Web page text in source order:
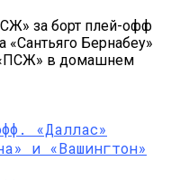
за борт плей-офф
Бернабеу»
«ПСЖ» в домашнем